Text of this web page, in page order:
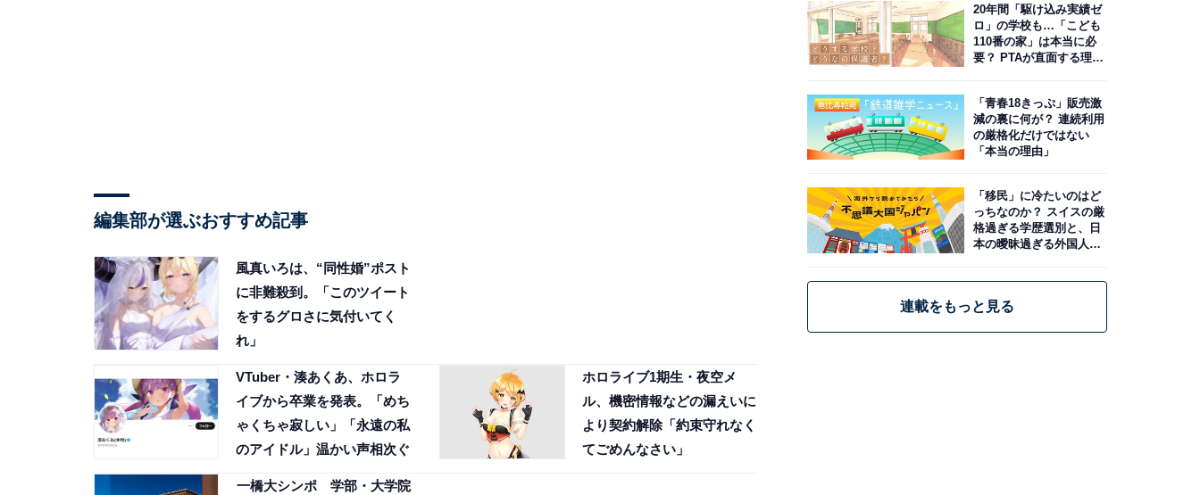
編集部が選ぶおすすめ記事
風真いろは、“同性婚”ポスト
に非難殺到。「このツイート
をするグロさに気付いてく
れ」
VTuber・湊あくあ、ホロラ
イブから卒業を発表。「めち
ゃくちゃ寂しい」「永遠の私
のアイドル」温かい声相次ぐ
ホロライブ1期生・夜空メ
ル、機密情報などの漏えいに
より契約解除「約束守れなく
てごめんなさい」
一橋大シンポ 学部・大学院
20年間「駆け込み実績ゼ
ロ」の学校も…「こども
110番の家」は本当に必
要？ PTAが直面する理想
「青春18きっぷ」販売激
減の裏に何が？ 連続利用
の厳格化だけではない
「本当の理由」
「移民」に冷たいのはど
っちなのか？ スイスの厳
格過ぎる学歴選別と、日
本の曖昧過ぎる外国人政
連載をもっと見る